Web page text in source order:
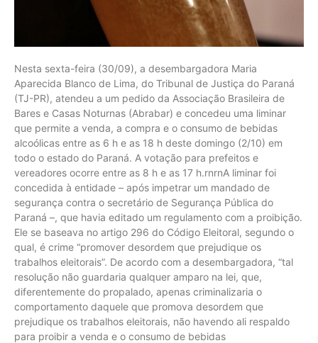
Nesta sexta-feira (30/09), a desembargadora Maria
Aparecida Blanco de Lima, do Tribunal de Justiça do Paraná
(TJ-PR), atendeu a um pedido da Associação Brasileira de
Bares e Casas Noturnas (Abrabar) e concedeu uma liminar
que permite a venda, a compra e o consumo de bebidas
alcoólicas entre as 6 h e as 18 h deste domingo (2/10) em
todo o estado do Paraná. A votação para prefeitos e
vereadores ocorre entre as 8 h e as 17 h.rnrnA liminar foi
concedida à entidade – após impetrar um mandado de
segurança contra o secretário de Segurança Pública do
Paraná –, que havia editado um regulamento com a proibição.
Ele se baseava no artigo 296 do Código Eleitoral, segundo o
qual, é crime “promover desordem que prejudique os
trabalhos eleitorais”. De acordo com a desembargadora, “tal
resolução não guardaria qualquer amparo na lei, que,
diferentemente do propalado, apenas criminalizaria o
comportamento daquele que promova desordem que
prejudique os trabalhos eleitorais, não havendo ali respaldo
para proibir a venda e o consumo de bebidas